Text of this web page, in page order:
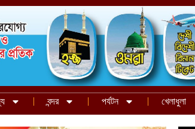
বন্দর পর্যটন খেলাধুলা